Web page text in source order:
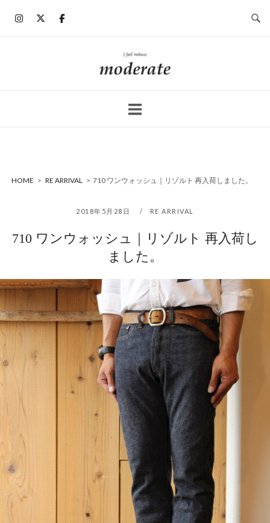
ホ
ー
HOME > RE ARRIVAL > 710 ワンウォッシュ｜リゾルト 再入荷しました。
2018年5月28日 RE ARRIVAL
710 ワンウォッシュ｜リゾルト 再入荷し
ました。